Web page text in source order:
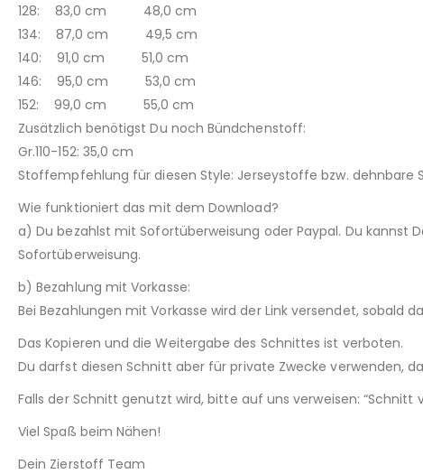
128: 83,0 cm 48,0 cm
134: 87,0 cm 49,5 cm
140: 91,0 cm 51,0 cm
146: 95,0 cm 53,0 cm
152: 99,0 cm 55,0 cm
Zusätzlich benötigst Du noch Bündchenstoff:
Gr.110-152: 35,0 cm
Stoffempfehlung für diesen Style: Jerseystoffe bzw. dehnbare
Wie funktioniert das mit dem Download?
a) Du bezahlst mit Sofortüberweisung oder Paypal. Du
Sofortüberweisung.
b) Bezahlung mit Vorkasse:
Bei Bezahlungen mit Vorkasse wird der Link versendet, sobald
Das Kopieren und die Weitergabe des Schnittes ist verboten.
Du darfst diesen Schnitt aber für private Zwecke verwenden,
Falls der Schnitt genutzt wird, bitte auf uns verweisen: “Schnitt
Viel Spaß beim Nähen!
Dein Zierstoff Team